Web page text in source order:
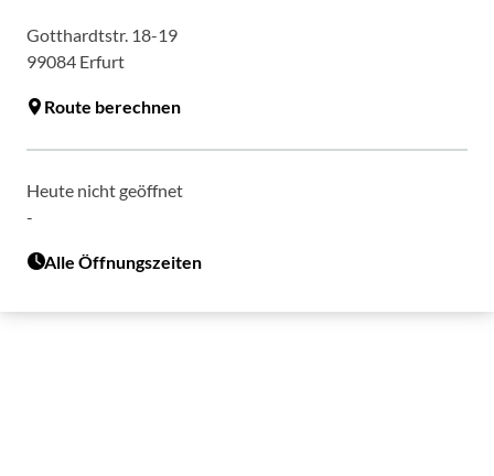
Gotthardtstr. 18-19
99084 Erfurt
Route berechnen
Heute nicht geöffnet
-
Alle Öffnungszeiten